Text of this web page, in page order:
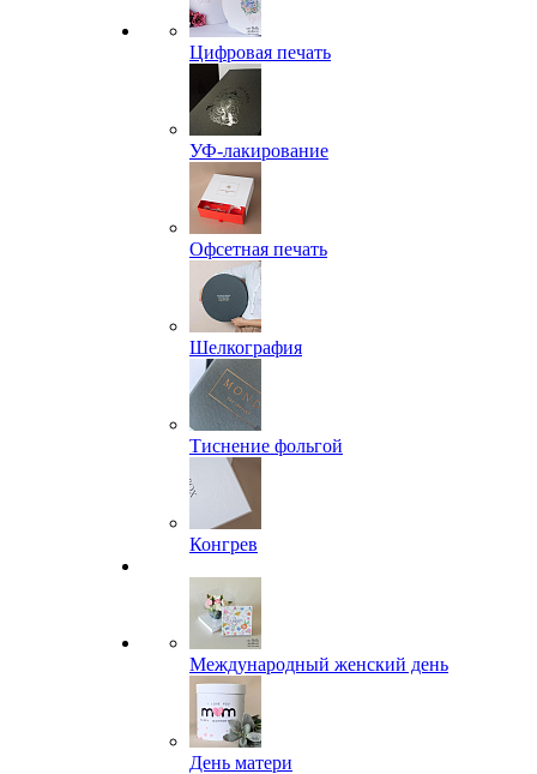
Цифровая печать
УФ-лакирование
Офсетная печать
Шелкография
Тиснение фольгой
Конгрев
Международный женский день
День матери